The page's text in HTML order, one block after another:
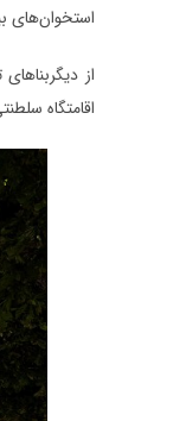
استخوان‌های بیش از 40000
اقامتگاه